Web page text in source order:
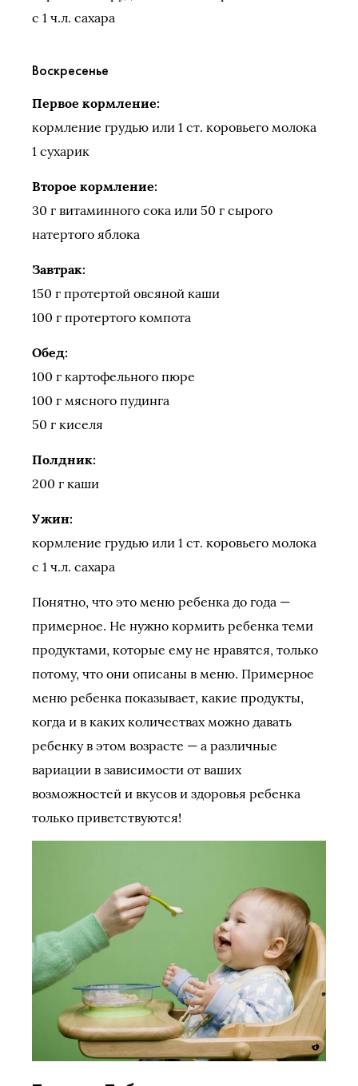
с 1 ч.л. сахара
Воскресенье
Первое кормление:
кормление грудью или 1 ст. коровьего молока
1 сухарик
Второе кормление:
30 г витаминного сока или 50 г сырого
натертого яблока
Завтрак:
150 г протертой овсяной каши
100 г протертого компота
Обед:
100 г картофельного пюре
100 г мясного пудинга
50 г киселя
Полдник:
200 г каши
Ужин:
кормление грудью или 1 ст. коровьего молока
с 1 ч.л. сахара
Понятно, что это меню ребенка до года —
примерное. Не нужно кормить ребенка теми
продуктами, которые ему не нравятся, только
потому, что они описаны в меню. Примерное
меню ребенка показывает, какие продукты,
когда и в каких количествах можно давать
ребенку в этом возрасте — а различные
вариации в зависимости от ваших
возможностей и вкусов и здоровья ребенка
только приветствуются!